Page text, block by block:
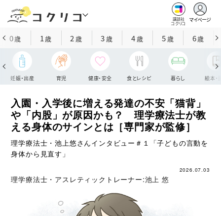
講談社
コクリコ
マイページ
0歳 1歳 2 歳 3歳 4歳 5歳 6歳
妊娠・出産 育児 健康・安全 食とレシピ 暮らし 絵本・
入園・入学後に増える発達の不安「猫背」
や「内股」が原因かも？ 理学療法士が教
える身体のサインとは［専門家が監修］
理学療法士・池上悠さんインタビュー＃１「子どもの言動を
身体から見直す」
2026.07.03
理学療法士・アスレティックトレーナー:池上 悠